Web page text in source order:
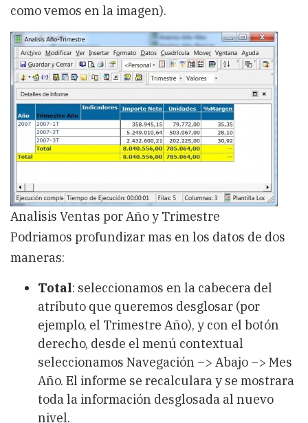
como vemos en la imagen).
Analisis Ventas por Año y Trimestre
Podriamos profundizar mas en los datos de dos
maneras:
Total: seleccionamos en la cabecera del
atributo que queremos desglosar (por
ejemplo, el Trimestre Año), y con el botón
derecho, desde el menú contextual
seleccionamos Navegación –> Abajo –> Mes
Año. El informe se recalculara y se mostrara
toda la información desglosada al nuevo
nivel.